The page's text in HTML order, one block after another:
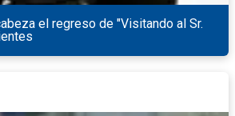
el regreso de "Visitando al Sr.